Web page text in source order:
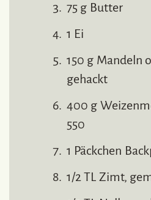
75 g Butter
1 Ei
150 g Mandeln
gehackt
400 g
550
1 Päckchen
1/2 TL Zimt,